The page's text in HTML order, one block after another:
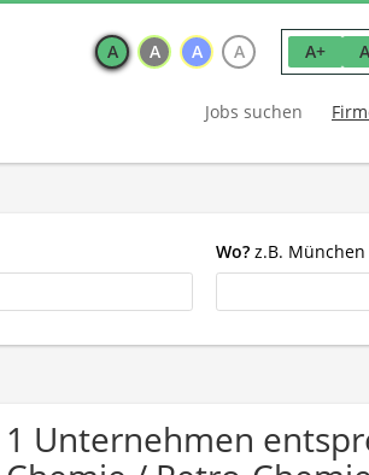
A A A A A+
Jobs suchen
Wo? z.B. München
1 Unternehmen